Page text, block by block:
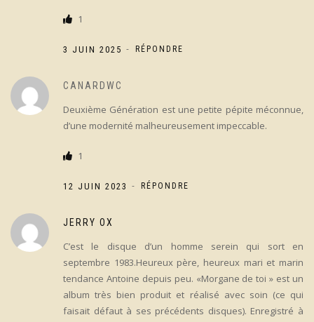
1
3 JUIN 2025 - RÉPONDRE
CANARDWC
Deuxième Génération est une petite pépite méconnue,
d’une modernité malheureusement impeccable.
1
12 JUIN 2023 - RÉPONDRE
JERRY OX
C’est le disque d’un homme serein qui sort en
septembre 1983.Heureux père, heureux mari et marin
tendance Antoine depuis peu. «Morgane de toi » est un
album très bien produit et réalisé avec soin (ce qui
faisait défaut à ses précédents disques). Enregistré à